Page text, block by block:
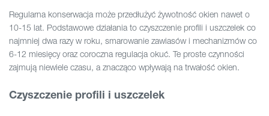
Regularna konserwacja może przedłużyć żywotność okien nawet o
10-15 lat. Podstawowe działania to czyszczenie profili i uszczelek co
najmniej dwa razy w roku, smarowanie zawiasów i mechanizmów co
6-12 miesięcy oraz coroczna regulacja okuć. Te proste czynności
zajmują niewiele czasu, a znacząco wpływają na trwałość okien.
Czyszczenie profili i uszczelek